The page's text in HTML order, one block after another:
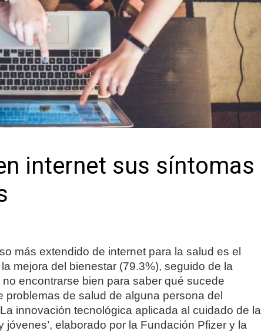
internet sus síntomas
más extendido de internet para la salud es el
mejora del bienestar (79.3%), seguido de la
encontrarse bien para saber qué sucede
de salud de alguna persona del
innovación tecnológica aplicada al cuidado de la
elaborado por la Fundación Pfizer y la